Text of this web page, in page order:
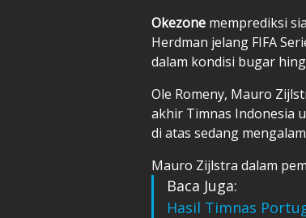
Okezone memprediksi
Herdman jelang FIFA
dalam kondisi bugar
Ole Romeny, Mauro
akhir Timnas Indonesia
di atas sedang
Mauro Zijlstra dalam
Baca Juga:
Hasil Timnas